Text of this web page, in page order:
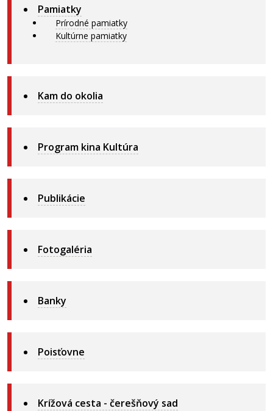
Pamiatky
Prírodné pamiatky
Kultúrne pamiatky
Kam do okolia
Program kina Kultúra
Publikácie
Fotogaléria
Banky
Poisťovne
Krížová cesta - čerešňový sad